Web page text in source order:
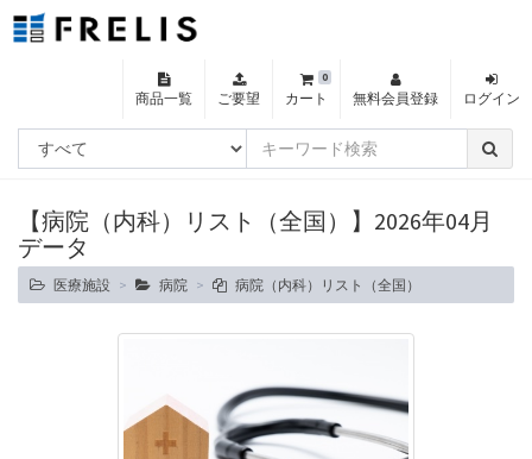
商品一覧 ご要望 カート
0
無料会員登録 ログイン
【病院（内科）リスト（全国）】2026年04月
データ
医療施設 病院 病院（内科）リスト（全国）